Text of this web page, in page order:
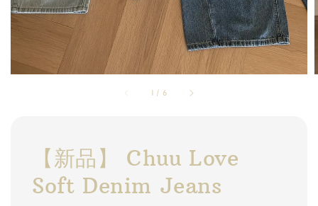
1 / 6
【新品】 Chuu Love
Soft Denim Jeans